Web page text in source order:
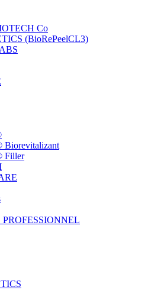
Co
(BioRePeelCL3)
Filler